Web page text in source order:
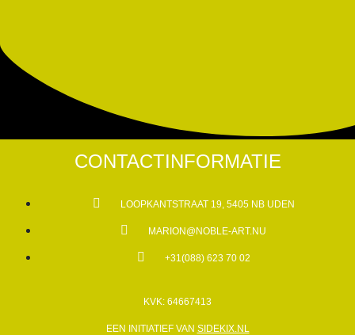
CONTACTINFORMATIE
LOOPKANTSTRAAT 19, 5405 NB UDEN
MARION@NOBLE-ART.NU
+31(088) 623 70 02
KVK: 64667413
EEN INITIATIEF VAN SIDEKIX.NL